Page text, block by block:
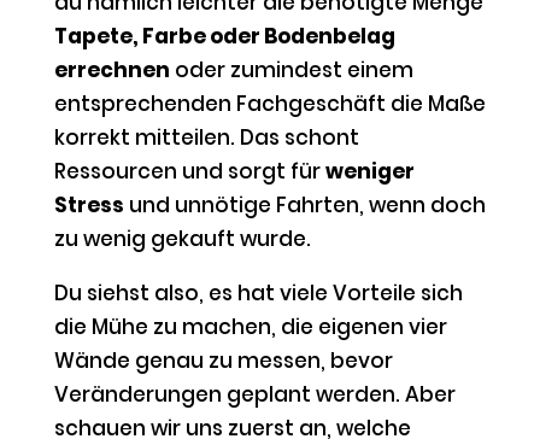
Tapete, Farbe oder Bodenbelag
errechnen oder zumindest einem
entsprechenden Fachgeschäft die Maße
korrekt mitteilen. Das schont
Ressourcen und sorgt fürweniger
Stress und unnötige Fahrten, wenn doch
zu wenig gekauft wurde.
Du siehst also, es hat viele Vorteile sich
die Mühe zu machen, die eigenen vier
Wände genau zu messen, bevor
Veränderungen geplant werden. Aber
schauen wir uns zuerst an, welche